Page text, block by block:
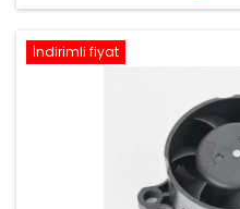
İndirimli fiyat